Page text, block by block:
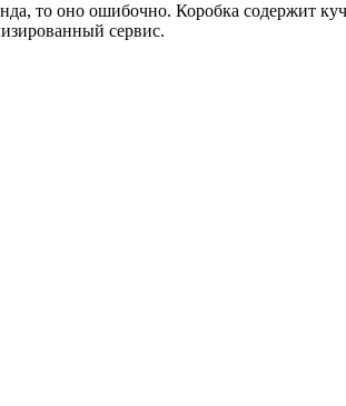
то оно ошибочно. Коробка содержит
сервис.